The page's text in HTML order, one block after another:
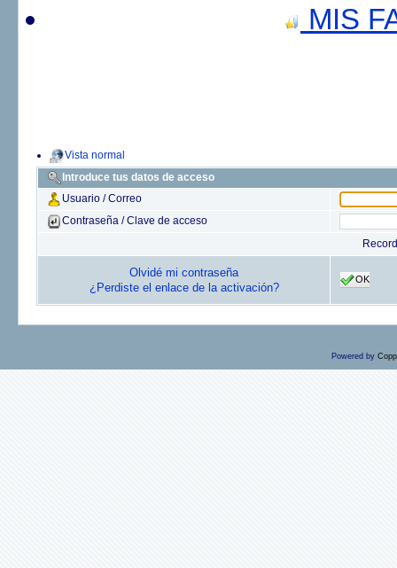
MIS
Vista normal
Introduce tus datos de acceso
Usuario / Correo
Contraseña / Clave de acceso
Olvidé mi contraseña
¿Perdiste el enlace de la activación?
OK
Powered by